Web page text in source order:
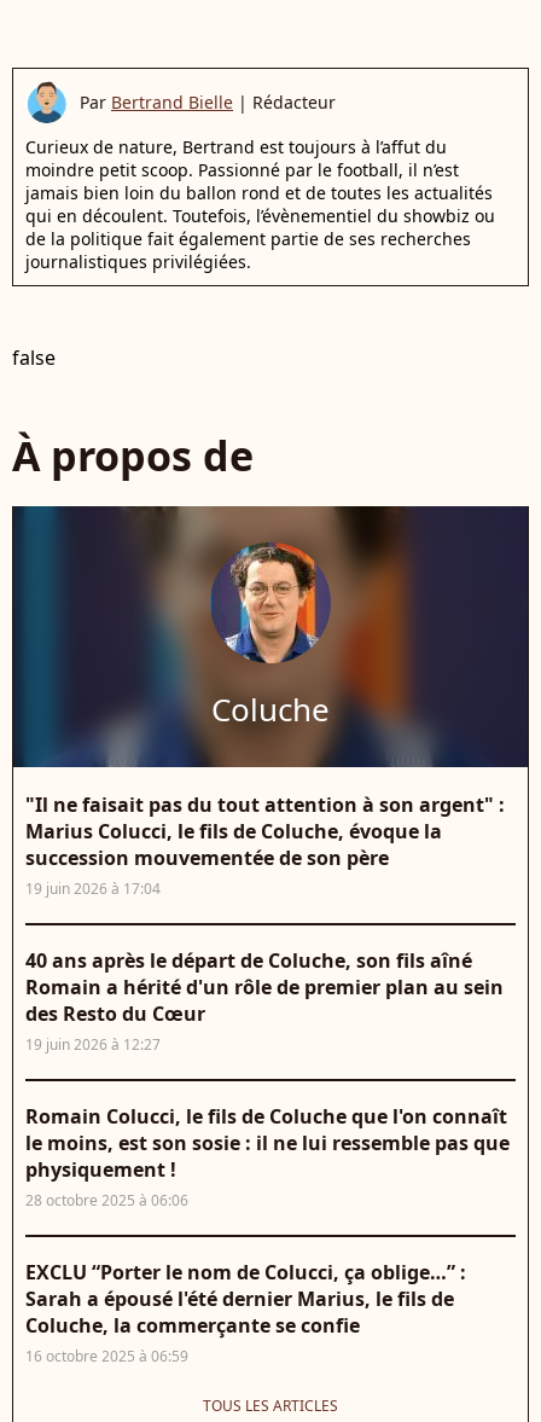
Par Bertrand Bielle | Rédacteur
Curieux de nature, Bertrand est toujours à l’affut du
moindre petit scoop. Passionné par le football, il n’est
jamais bien loin du ballon rond et de toutes les actualités
qui en découlent. Toutefois, l’évènementiel du showbiz ou
de la politique fait également partie de ses recherches
journalistiques privilégiées.
false
À propos de
Coluche
"Il ne faisait pas du tout attention à son argent" :
Marius Colucci, le fils de Coluche, évoque la
succession mouvementée de son père
19 juin 2026 à 17:04
40 ans après le départ de Coluche, son fils aîné
Romain a hérité d'un rôle de premier plan au sein
des Resto du Cœur
19 juin 2026 à 12:27
Romain Colucci, le fils de Coluche que l'on connaît
le moins, est son sosie : il ne lui ressemble pas que
physiquement !
28 octobre 2025 à 06:06
EXCLU “Porter le nom de Colucci, ça oblige…” :
Sarah a épousé l'été dernier Marius, le fils de
Coluche, la commerçante se confie
16 octobre 2025 à 06:59
TOUS LES ARTICLES